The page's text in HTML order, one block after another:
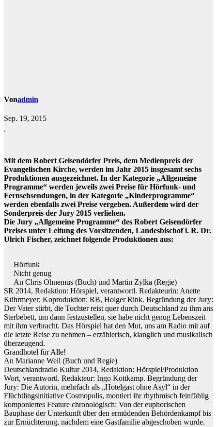
Vonadmin
Sep. 19, 2015
Mit dem Robert Geisendörfer Preis, dem Medienpreis der
Evangelischen Kirche, werden im Jahr 2015 insgesamt sechs
Produktionen ausgezeichnet. In der Kategorie „Allgemeine
Programme“ werden jeweils zwei Preise für Hörfunk- und
Fernsehsendungen, in der Kategorie „Kinderprogramme“
werden ebenfalls zwei Preise vergeben. Außerdem wird der
Sonderpreis der Jury 2015 verliehen.
Die Jury „Allgemeine Programme“ des Robert Geisendörfer
Preises unter Leitung des Vorsitzenden, Landesbischof i. R. Dr.
Ulrich Fischer, zeichnet folgende Produktionen aus:
Hörfunk
Nicht genug
An Chris Ohnemus (Buch) und Martin Zylka (Regie)
SR 2014, Redaktion: Hörspiel, verantwortl. Redakteurin: Anette
Kührmeyer; Koproduktion: RB, Holger Rink. Begründung der Jury:
Der Vater stirbt, die Tochter reist quer durch Deutschland zu ihm ans
Sterbebett, um dann festzustellen, sie habe nicht genug Lebenszeit
mit ihm verbracht. Das Hörspiel hat den Mut, uns am Radio mit auf
die letzte Reise zu nehmen – erzählerisch, klanglich und musikalisch
überzeugend.
Grandhotel für Alle!
An Marianne Weil (Buch und Regie)
Deutschlandradio Kultur 2014, Redaktion: Hörspiel/Produktion
Wort, verantwortl. Redakteur: Ingo Kottkamp. Begründung der
Jury: Die Autorin, mehrfach als „Hotelgast ohne Asyl“ in der
Flüchtlingsinitiative Cosmopolis, montiert ihr rhythmisch feinfühlig
komponiertes Feature chronologisch: Von der euphorischen
Bauphase der Unterkunft über den ermüdenden Behördenkampf bis
zur Ernüchterung, nachdem eine Gastfamilie abgeschoben wurde.